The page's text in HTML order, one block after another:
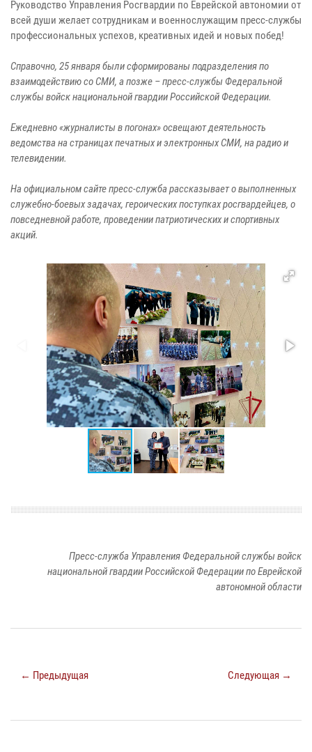
Руководство Управления Росгвардии по Еврейской автономии от
всей души желает сотрудникам и военнослужащим пресс-службы
профессиональных успехов, креативных идей и новых побед!
Справочно, 25 января были сформированы подразделения по
взаимодействию со СМИ, а позже – пресс-службы Федеральной
службы войск национальной гвардии Российской Федерации.
Ежедневно «журналисты в погонах» освещают деятельность
ведомства на страницах печатных и электронных СМИ, на радио и
телевидении.
На официальном сайте пресс-служба рассказывает о выполненных
служебно-боевых задачах, героических поступках росгвардейцев, о
повседневной работе, проведении патриотических и спортивных
акций.
Пресс-служба Управления Федеральной службы войск
национальной гвардии Российской Федерации по Еврейской
автономной области
← Предыдущая Следующая →